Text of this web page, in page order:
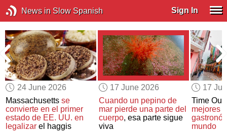
News in Slow Spanish Sign In
24 June 2026
Massachusettsse
convierte en el primer
estado de EE. UU. en
legalizar el haggis
17 June 2026
Cuando un pepino de
mar pierde una parte del
cuerpo, esa parte sigue
viva
17
Time Out
mejores
mundo